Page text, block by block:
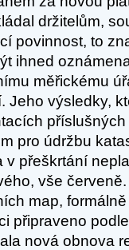
držitelům,
povinnost, to
ihned
měřickému
Jeho výsledky,
pro údržbu
v přeškrtání
vše
map,
připraveno
nová obnova